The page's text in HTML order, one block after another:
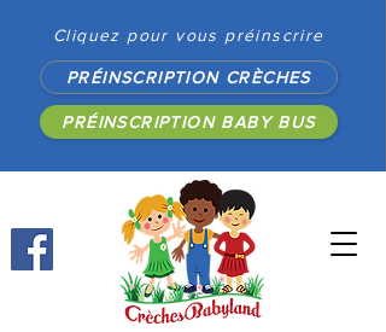
Cliquez pour vous préinscrire
PRÉINSCRIPTION CRÈCHES
PRÉINSCRIPTION BABY BUS